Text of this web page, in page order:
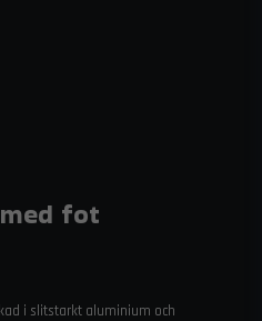
fot
i slitstarkt aluminium och